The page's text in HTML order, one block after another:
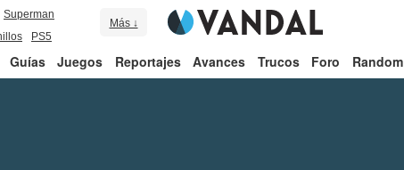
Superman
PS5
Más ↓
Guías Juegos Reportajes Avances Trucos Foro Random